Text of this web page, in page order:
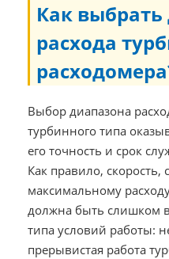
Как
расхода
Выбор диапазона
турбинного типа
его точность и срок
Как правило, скорость,
максимальному
должна быть слишком
типа условий работы:
прерывистая работа